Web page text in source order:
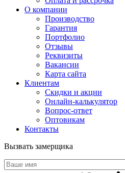
О компании
Производство
Гарантия
Портфолио
Отзывы
Реквизиты
Вакансии
Карта сайта
Клиентам
Скидки и акции
Онлайн-калькулятор
Вопрос-ответ
Оптовикам
Контакты
Вызвать замерщика